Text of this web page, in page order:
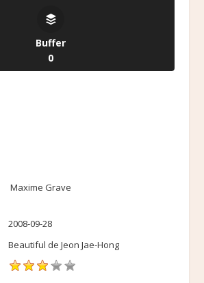
Buffer
0
Maxime Grave
2008-09-28
Beautiful de Jeon Jae-Hong